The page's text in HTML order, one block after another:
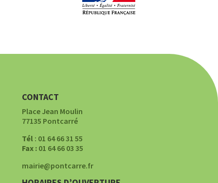
CONTACT
Place Jean Moulin
77135 Pontcarré
Tél: 01 64 66 31 55
Fax :01 64 66 03 35
mairie@pontcarre.fr